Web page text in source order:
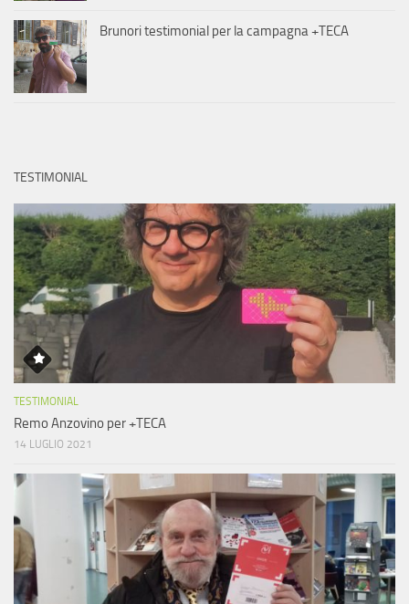
Brunori testimonial per la campagna +TECA
TESTIMONIAL
TESTIMONIAL
Remo Anzovino per +TECA
14 LUGLIO 2021